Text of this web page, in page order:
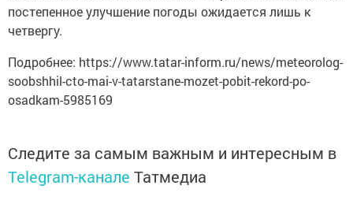
постепенное улучшение погоды ожидается лишь к
четвергу.
Подробнее: https://www.tatar-inform.ru/news/meteorolog-
soobshhil-cto-mai-v-tatarstane-mozet-pobit-rekord-po-
osadkam-5985169
Следите за самым важным и интересным в
Telegram-канале Татмедиа